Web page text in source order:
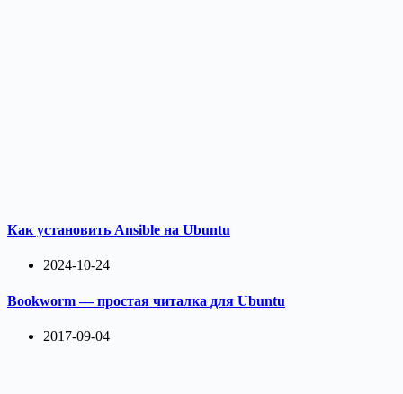
Как установить Ansible на Ubuntu
2024-10-24
Bookworm — простая читалка для Ubuntu
2017-09-04